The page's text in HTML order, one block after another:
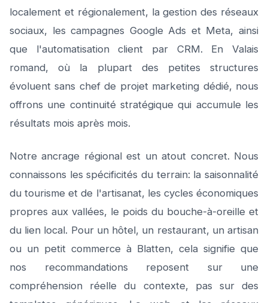
localement et régionalement, la gestion des réseaux
sociaux, les campagnes Google Ads et Meta, ainsi
que l'automatisation client par CRM. En Valais
romand, où la plupart des petites structures
évoluent sans chef de projet marketing dédié, nous
offrons une continuité stratégique qui accumule les
résultats mois après mois.
Notre ancrage régional est un atout concret. Nous
connaissons les spécificités du terrain: la saisonnalité
du tourisme et de l'artisanat, les cycles économiques
propres aux vallées, le poids du bouche-à-oreille et
du lien local. Pour un hôtel, un restaurant, un artisan
ou un petit commerce à Blatten, cela signifie que
nos recommandations reposent sur une
compréhension réelle du contexte, pas sur des